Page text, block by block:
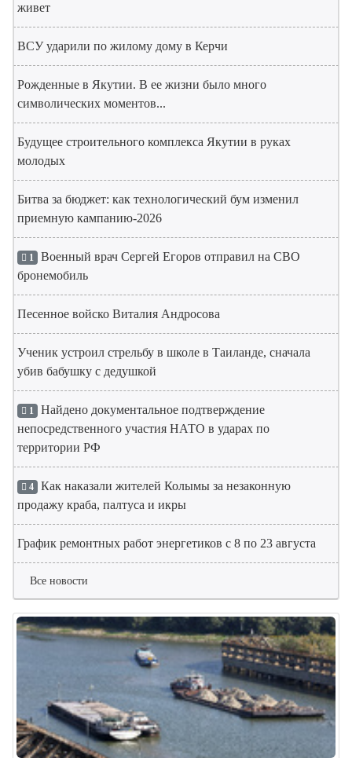
живет
ВСУ ударили по жилому дому в Керчи
Рожденные в Якутии. В ее жизни было много
символических моментов...
Будущее строительного комплекса Якутии в руках
молодых
Битва за бюджет: как технологический бум изменил
приемную кампанию-2026
1 Военный врач Сергей Егоров отправил на СВО
бронемобиль
Песенное войско Виталия Андросова
Ученик устроил стрельбу в школе в Таиланде, сначала
убив бабушку с дедушкой
1 Найдено документальное подтверждение
непосредственного участия НАТО в ударах по
территории РФ
4 Как наказали жителей Колымы за незаконную
продажу краба, палтуса и икры
График ремонтных работ энергетиков с 8 по 23 августа
Все новости